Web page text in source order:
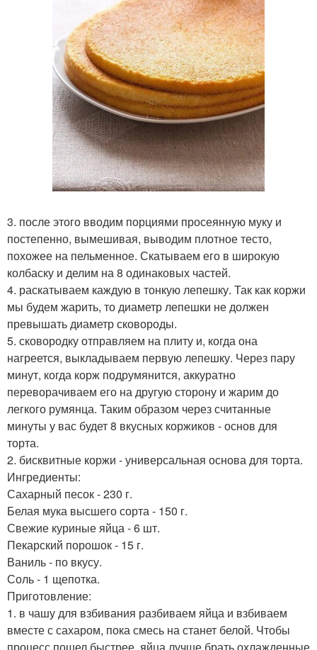
3. после этого вводим порциями просеянную муку и
постепенно, вымешивая, выводим плотное тесто,
похожее на пельменное. Скатываем его в широкую
колбаску и делим на 8 одинаковых частей.
4. раскатываем каждую в тонкую лепешку. Так как коржи
мы будем жарить, то диаметр лепешки не должен
превышать диаметр сковороды.
5. сковородку отправляем на плиту и, когда она
нагреется, выкладываем первую лепешку. Через пару
минут, когда корж подрумянится, аккуратно
переворачиваем его на другую сторону и жарим до
легкого румянца. Таким образом через считанные
минуты у вас будет 8 вкусных коржиков - основ для
торта.
2. бисквитные коржи - универсальная основа для торта.
Ингредиенты:
Сахарный песок - 230 г.
Белая мука высшего сорта - 150 г.
Свежие куриные яйца - 6 шт.
Пекарский порошок - 15 г.
Ваниль - по вкусу.
Соль - 1 щепотка.
Приготовление:
1. в чашу для взбивания разбиваем яйца и взбиваем
вместе с сахаром, пока смесь на станет белой. Чтобы